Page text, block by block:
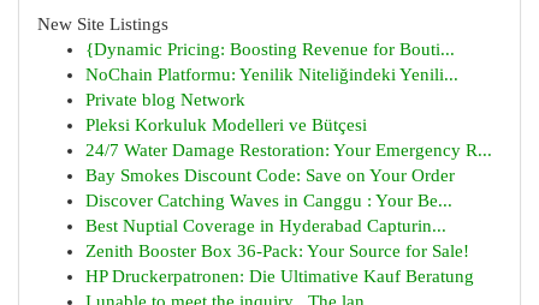
New Site Listings
{Dynamic Pricing: Boosting Revenue for Bouti...
NoChain Platformu: Yenilik Niteliğindeki Yenili...
Private blog Network
Pleksi Korkuluk Modelleri ve Bütçesi
24/7 Water Damage Restoration: Your Emergency R...
Bay Smokes Discount Code: Save on Your Order
Discover Catching Waves in Canggu : Your Be...
Best Nuptial Coverage in Hyderabad Capturin...
Zenith Booster Box 36-Pack: Your Source for Sale!
HP Druckerpatronen: Die Ultimative Kauf Beratung